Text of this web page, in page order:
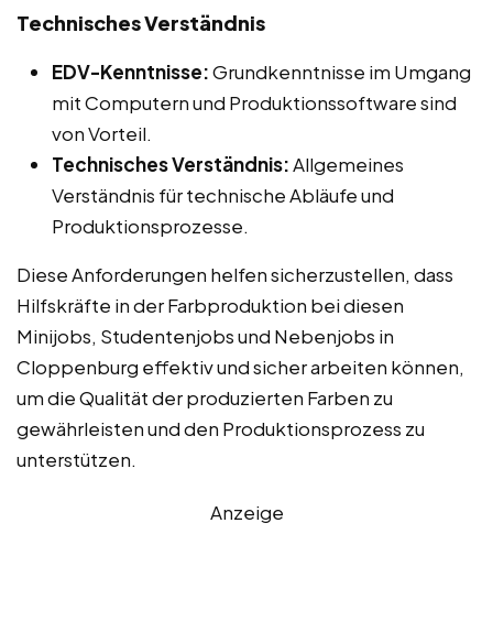
Technisches Verständnis
EDV-Kenntnisse:Grundkenntnisse im Umgang
mit Computern und Produktionssoftware sind
von Vorteil.
Technisches Verständnis:Allgemeines
Verständnis für technische Abläufe und
Produktionsprozesse.
Diese Anforderungen helfen sicherzustellen, dass
Hilfskräfte in der Farbproduktion bei diesen
Minijobs, Studentenjobs und Nebenjobs in
Cloppenburg effektiv und sicher arbeiten können,
um die Qualität der produzierten Farben zu
gewährleisten und den Produktionsprozess zu
unterstützen.
Anzeige